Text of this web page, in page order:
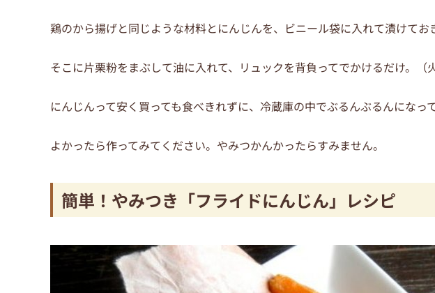
鶏のから揚げと同じような材料とにんじんを、ビニール袋に入れて漬けてお
そこに片栗粉をまぶして油に入れて、リュックを背負ってでかけるだけ。（
にんじんって安く買っても食べきれずに、冷蔵庫の中でぶるんぶるんになっ
よかったら作ってみてください。やみつかんかったらすみません。
簡単！やみつき「フライドにんじん」レシピ